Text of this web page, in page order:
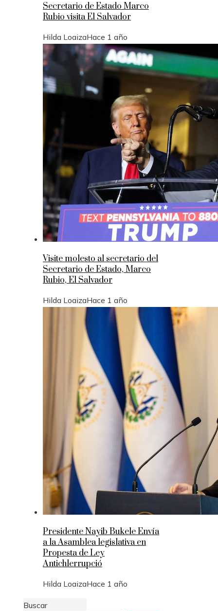
Secretario de Estado Marco
Rubio visita El Salvador
Hilda LoaizaHace 1 año
Visite molesto al secretario del
Secretario de Estado, Marco
Rubio, El Salvador
Hilda LoaizaHace 1 año
Presidente Nayib Bukele Envía
a la Asamblea legislativa en
Propesta de Ley
Antichlerrupció
Hilda LoaizaHace 1 año
Buscar